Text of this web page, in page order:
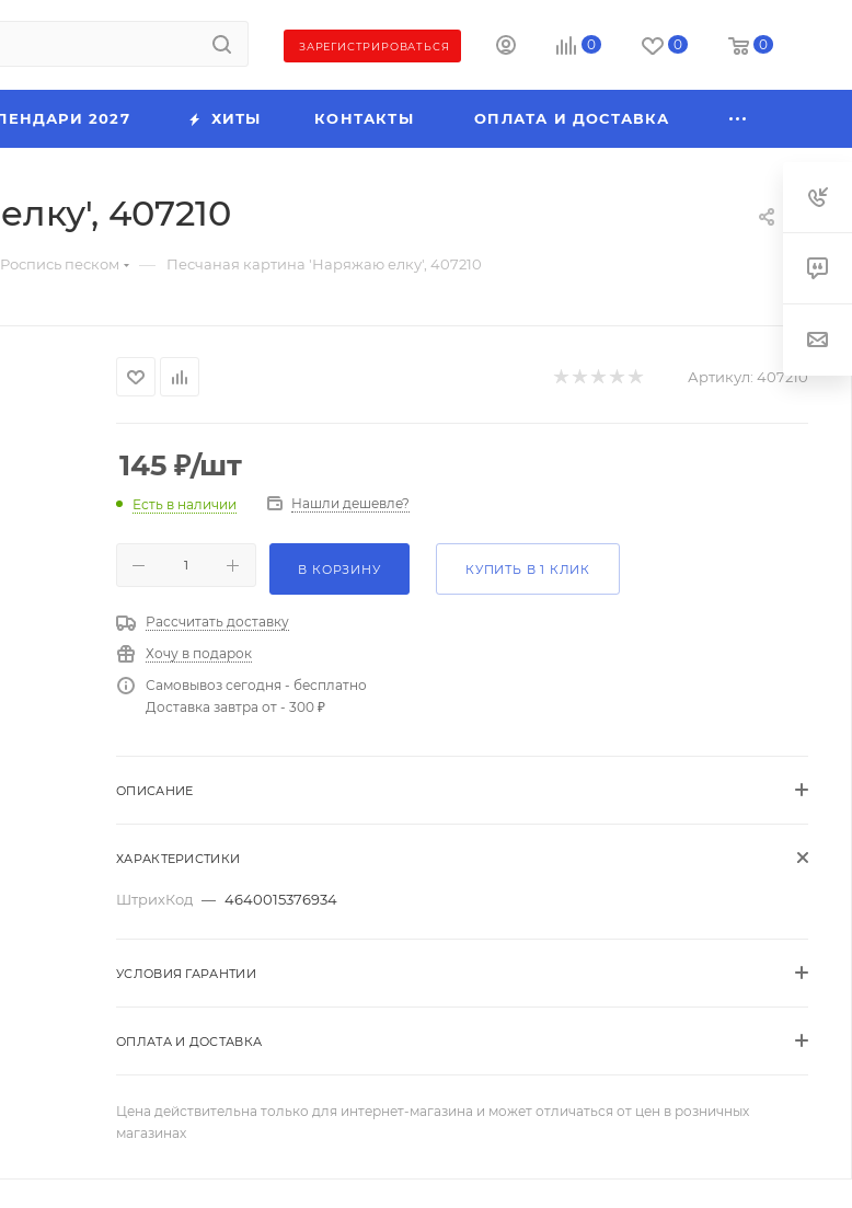
ЗАРЕГИСТРИРОВАТЬСЯ 0 0 0
2027 ХИТЫ КОНТАКТЫ ОПЛАТА И ДОСТАВКА
407210
песком — Песчаная картина 'Наряжаю елку', 407210
Артикул: 407210
145 ₽/шт
Есть в наличии Нашли дешевле?
В КОРЗИНУ КУПИТЬ В 1 КЛИК
Рассчитать доставку
Хочу в подарок
Самовывоз сегодня - бесплатно
Доставка завтра от - 300 ₽
ОПИСАНИЕ
ХАРАКТЕРИСТИКИ
ШтрихКод — 4640015376934
УСЛОВИЯ ГАРАНТИИ
ОПЛАТА И ДОСТАВКА
Цена действительна только для интернет-магазина и может отличаться от цен в розничных
магазинах